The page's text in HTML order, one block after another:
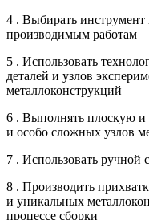
4 . Выбирать инструмент
производимым работам
5 . Использовать
деталей и узлов
металлоконструкций
6 . Выполнять плоскую и
и особо сложных узлов
7 . Использовать ручной
8 . Производить
и уникальных
процессе сборки